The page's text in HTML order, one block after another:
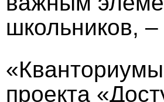
школьников,
проекта